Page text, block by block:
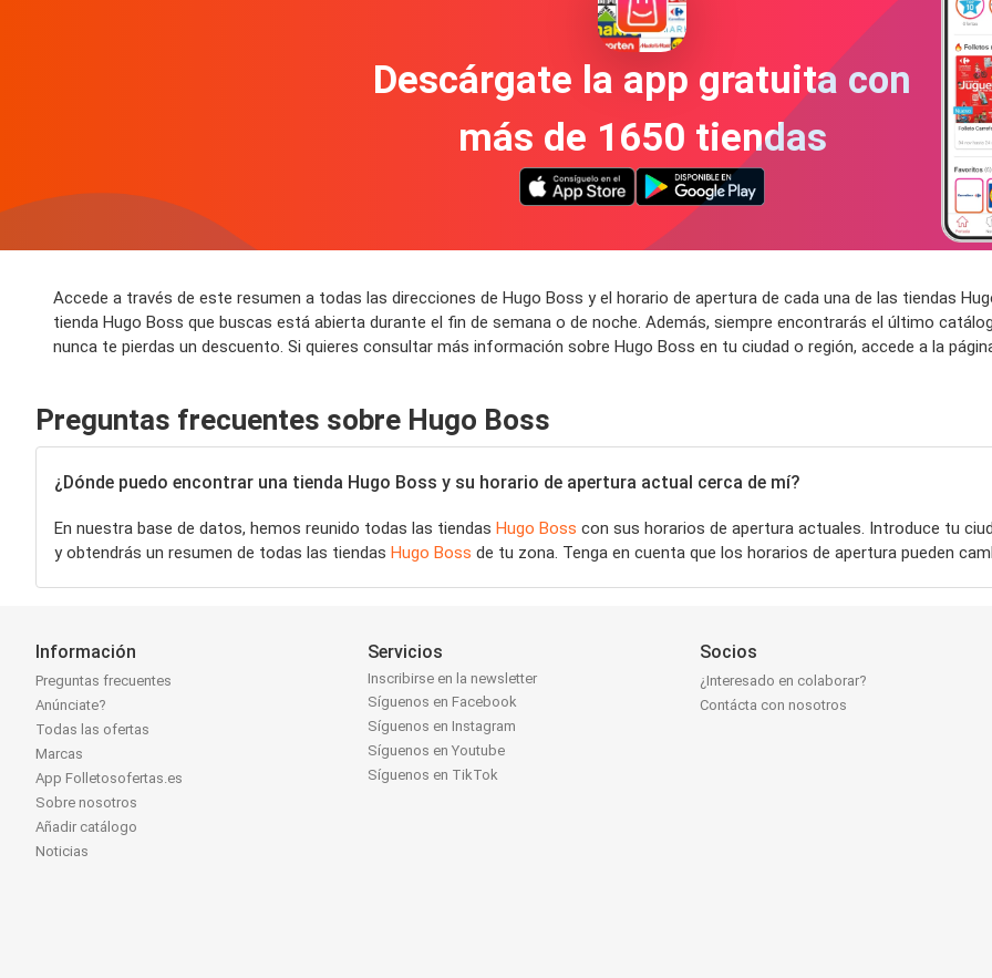
Descárgate la app gratuita con
más de 1650 tiendas
Accede a través de este resumen a todas las direcciones de Hugo Boss y el horario de apertura de cada una de las tiendas
tienda Hugo Boss que buscas está abierta durante el fin de semana o de noche. Además, siempre encontrarás el último
nunca te pierdas un descuento. Si quieres consultar más información sobre Hugo Boss en tu ciudad o región, accede a la
Preguntas frecuentes sobre Hugo Boss
¿Dónde puedo encontrar una tienda Hugo Boss y su horario de apertura actual cerca de mí?
En nuestra base de datos, hemos reunido todas las tiendas Hugo Boss con sus horarios de apertura actuales. Introduce tu
y obtendrás un resumen de todas las tiendas Hugo Boss de tu zona. Tenga en cuenta que los horarios de apertura pueden
Información
Preguntas frecuentes
Anúnciate?
Todas las ofertas
Marcas
App Folletosofertas.es
Sobre nosotros
Añadir catálogo
Noticias
Servicios
Inscribirse en la newsletter
Síguenos en Facebook
Síguenos en Instagram
Síguenos en Youtube
Síguenos en TikTok
Socios
¿Interesado en colaborar?
Contácta con nosotros